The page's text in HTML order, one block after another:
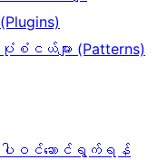
(Plugins)
ပုံစံငယ်များ (Patterns)
ပါဝင်ဆောင်ရွက်ရန်